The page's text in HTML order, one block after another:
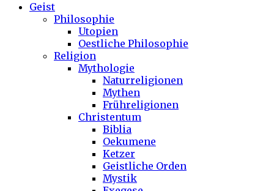
Geist
Philosophie
Utopien
Oestliche Philosophie
Religion
Mythologie
Naturreligionen
Mythen
Frühreligionen
Christentum
Biblia
Oekumene
Ketzer
Geistliche Orden
Mystik